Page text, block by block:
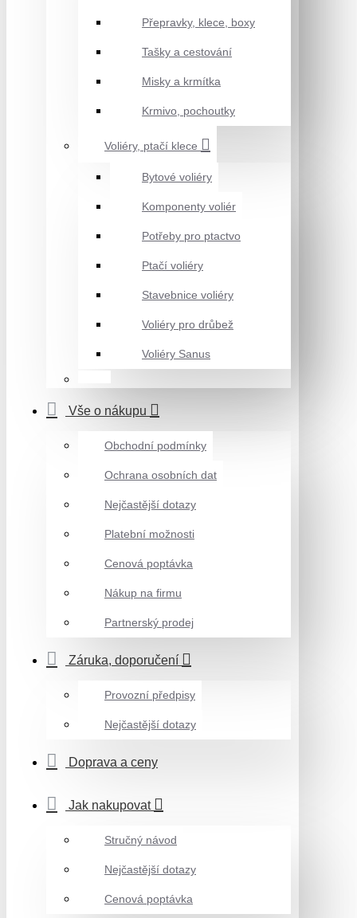
Přepravky, klece, boxy
Tašky a cestování
Misky a krmítka
Krmivo, pochoutky
Voliéry, ptačí klece
Bytové voliéry
Komponenty voliér
Potřeby pro ptactvo
Ptačí voliéry
Stavebnice voliéry
Voliéry pro drůbež
Voliéry Sanus
Vše o nákupu
Obchodní podmínky
Ochrana osobních dat
Nejčastější dotazy
Platební možnosti
Cenová poptávka
Nákup na firmu
Partnerský prodej
Záruka, doporučení
Provozní předpisy
Nejčastější dotazy
Doprava a ceny
Jak nakupovat
Stručný návod
Nejčastější dotazy
Cenová poptávka